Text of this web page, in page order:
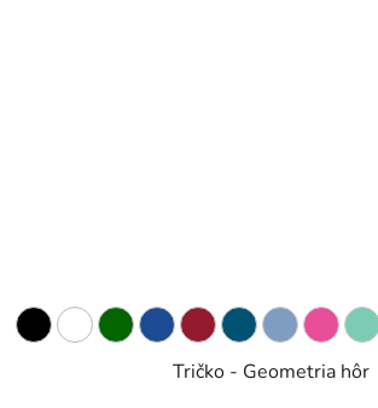
Tričko - Geometria hôr